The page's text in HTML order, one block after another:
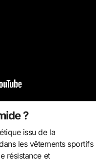
?
issu de la
les vêtements sportifs
résistance et